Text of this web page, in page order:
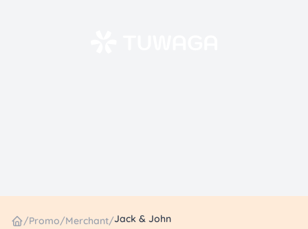
/Promo/Merchant/Jack & John